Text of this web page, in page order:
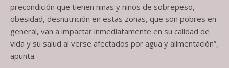
precondición que tienen niñas y niños de sobrepeso,
obesidad, desnutrición en estas zonas, que son pobres en
general, van a impactar inmediatamente en su calidad de
vida y su salud al verse afectados por agua y alimentación”,
apunta.